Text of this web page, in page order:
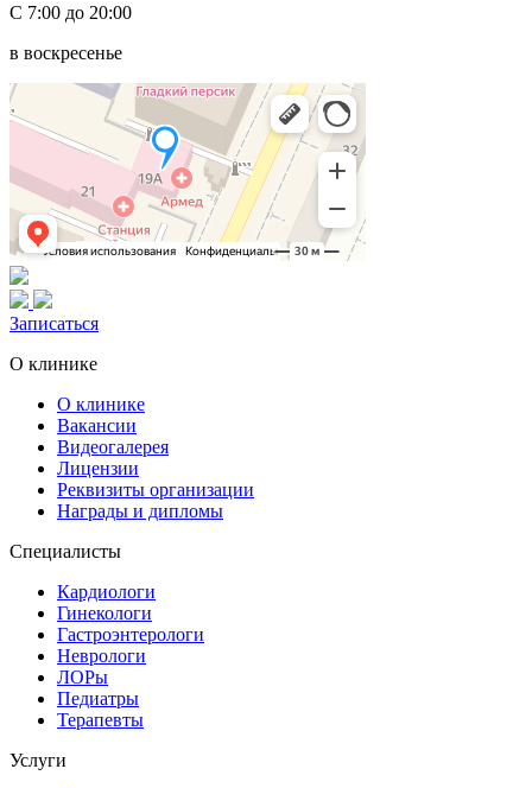
С 7:00 до 20:00
в воскресенье
Записаться
О клинике
О клинике
Вакансии
Видеогалерея
Лицензии
Реквизиты организации
Награды и дипломы
Специалисты
Кардиологи
Гинекологи
Гастроэнтерологи
Неврологи
ЛОРы
Педиатры
Терапевты
Услуги